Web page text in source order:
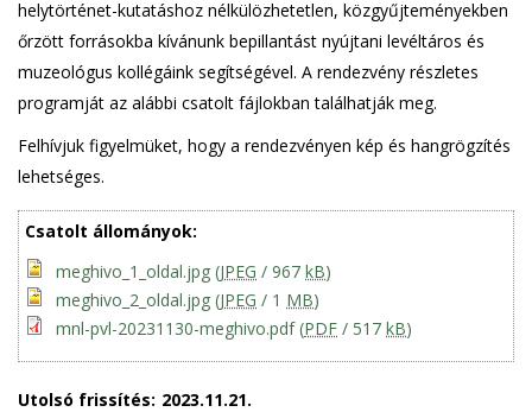
helytörténet-kutatáshoz nélkülözhetetlen, közgyűjteményekben
őrzött forrásokba kívánunk bepillantást nyújtani levéltáros és
muzeológus kollégáink segítségével. A rendezvény részletes
programját az alábbi csatolt fájlokban találhatják meg.
Felhívjuk figyelmüket, hogy a rendezvényen kép és hangrögzítés
lehetséges.
Csatolt állományok:
meghivo_1_oldal.jpg (JPEG / 967 kB)
meghivo_2_oldal.jpg (JPEG / 1 MB)
mnl-pvl-20231130-meghivo.pdf(PDF / 517 kB)
Utolsó frissítés: 2023.11.21.